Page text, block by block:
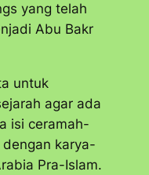
yang telah
Abu Bakr
untuk
agar ada
isi ceramah-
karya-
Pra-Islam.